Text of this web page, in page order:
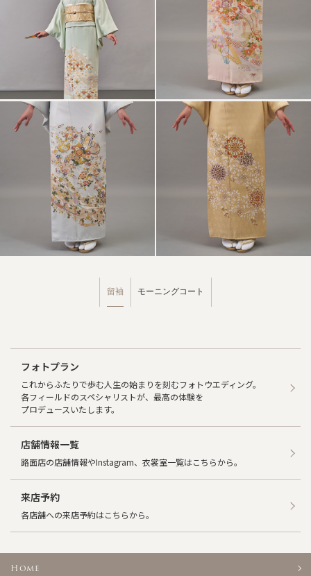
留袖 モーニングコート
フォトプラン
これからふたりで歩む人生の始まりを刻むフォトウエディング。
各フィールドのスペシャリストが、最高の体験を
プロデュースいたします。
店舗情報一覧
路面店の店舗情報やInstagram、衣裳室一覧はこちらから。
来店予約
各店舗への来店予約はこちらから。
Home